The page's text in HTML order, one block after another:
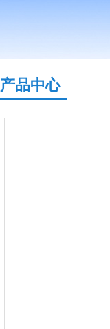
产品中心